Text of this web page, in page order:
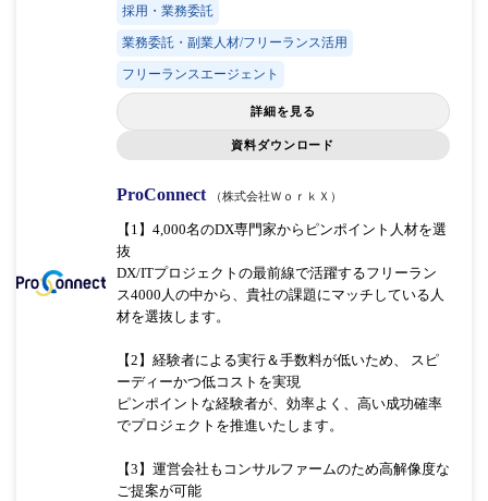
採用・業務委託
業務委託・副業人材/フリーランス活用
フリーランスエージェント
詳細を見る
資料ダウンロード
ProConnect （株式会社ＷｏｒｋＸ）
【1】4,000名のDX専門家からピンポイント人材を選
抜
DX/ITプロジェクトの最前線で活躍するフリーラン
ス4000人の中から、貴社の課題にマッチしている人
材を選抜します。
【2】経験者による実行＆手数料が低いため、 スピ
ーディーかつ低コストを実現
ピンポイントな経験者が、効率よく、高い成功確率
でプロジェクトを推進いたします。
【3】運営会社もコンサルファームのため高解像度な
ご提案が可能